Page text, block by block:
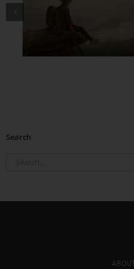
တွဲတာကြာလေ
အချစ်တွေ ပိုတိုးလာ
စေဖို့
Search